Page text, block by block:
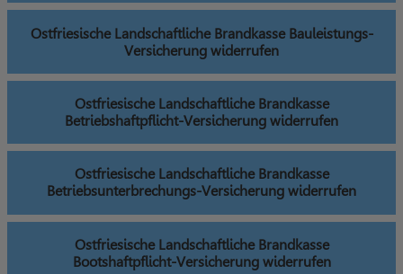
Ostfriesische Landschaftliche Brandkasse Bauleistungs-
Versicherung widerrufen
Ostfriesische Landschaftliche Brandkasse
Betriebshaftpflicht-Versicherung widerrufen
Ostfriesische Landschaftliche Brandkasse
Betriebsunterbrechungs-Versicherung widerrufen
Ostfriesische Landschaftliche Brandkasse
Bootshaftpflicht-Versicherung widerrufen